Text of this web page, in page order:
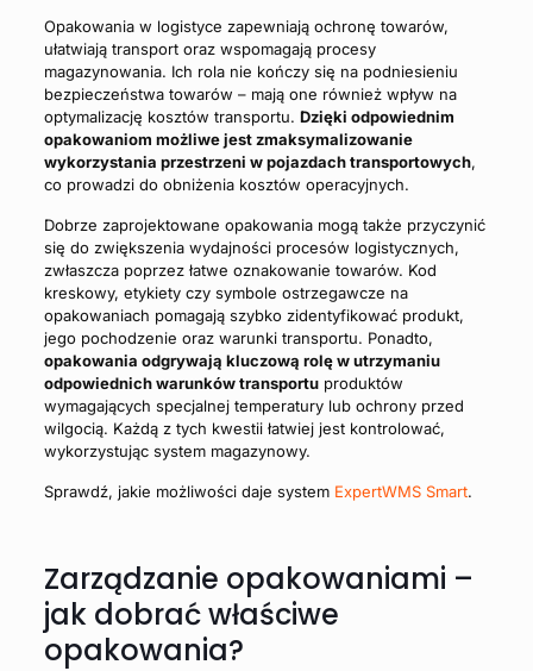
Opakowania w logistyce zapewniają ochronę towarów,
ułatwiają transport oraz wspomagają procesy
magazynowania. Ich rola nie kończy się na podniesieniu
bezpieczeństwa towarów – mają one również wpływ na
optymalizację kosztów transportu. Dzięki odpowiednim
opakowaniom możliwe jest zmaksymalizowanie
wykorzystania przestrzeni w pojazdach transportowych,
co prowadzi do obniżenia kosztów operacyjnych.
Dobrze zaprojektowane opakowania mogą także przyczynić
się do zwiększenia wydajności procesów logistycznych,
zwłaszcza poprzez łatwe oznakowanie towarów. Kod
kreskowy, etykiety czy symbole ostrzegawcze na
opakowaniach pomagają szybko zidentyfikować produkt,
jego pochodzenie oraz warunki transportu. Ponadto,
opakowania odgrywają kluczową rolę w utrzymaniu
odpowiednich warunków transportuproduktów
wymagających specjalnej temperatury lub ochrony przed
wilgocią. Każdą z tych kwestii łatwiej jest kontrolować,
wykorzystując system magazynowy.
Sprawdź, jakie możliwości daje system ExpertWMS Smart.
Zarządzanie opakowaniami –
jak dobrać właściwe
opakowania?